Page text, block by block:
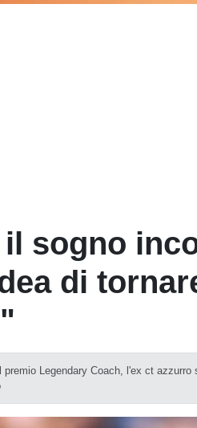
il sogno
di
premio Legendary Coach, l'ex ct